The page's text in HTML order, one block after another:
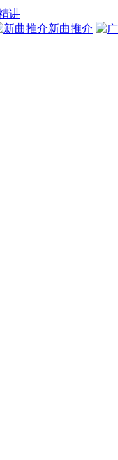
讲
新曲推介